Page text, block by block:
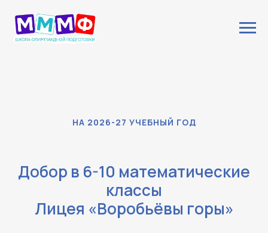
НА 2026-27 УЧЕБНЫЙ ГОД
Добор в 6-10 математические
классы
Лицея «Воробьёвы горы»